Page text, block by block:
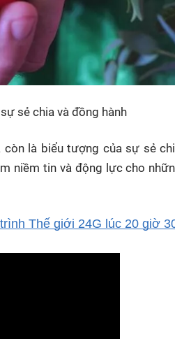
sẻ chia và đồng hành
là biểu tượng của sự sẻ
niềm tin và động lực cho
Thế giới 24G lúc 20 giờ